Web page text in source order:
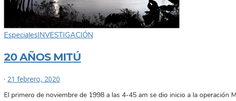
EspecialesINVESTIGACIÓN
20 AÑOS MITÚ
· 21 febrero, 2020
El primero de noviembre de 1998 a las 4-45 am se dio inicio a la